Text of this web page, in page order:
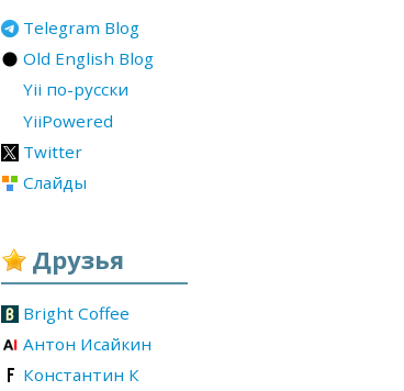
Telegram Blog
Old English Blog
Yii по-русски
YiiPowered
Twitter
Слайды
Друзья
Bright Coffee
Антон Исайкин
Константин К